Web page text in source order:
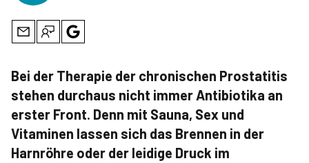
Bei der Therapie der chronischen Prostatitis
stehen durchaus nicht immer Antibiotika an
erster Front. Denn mit Sauna, Sex und
Vitaminen lassen sich das Brennen in der
Harnröhre oder der leidige Druck im